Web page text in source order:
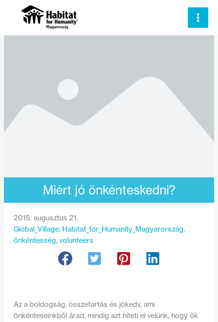
Miért jó önkénteskedni?
2015. augusztus 21.
Global_Village, Habitat_for_Humanity_Magyarország ,
önkéntesség, volunteers
Az a boldogság, összetartás és jókedv, ami
önkénteseinkből árad, mindig azt hiteti el velünk, hogy ők